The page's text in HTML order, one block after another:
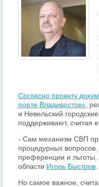
Согласно проекту
порте Владивосток» ,
и Невельский
поддерживают, считая
- Сам механизм СВП
процедурных
преференции и льготы,
области Игорь Быстров
Но самое важное,